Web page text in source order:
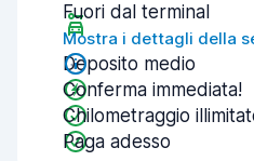
Fuori dal terminal
Mostra i dettagli della
Deposito medio
Conferma immediata!
Chilometraggio
Paga adesso